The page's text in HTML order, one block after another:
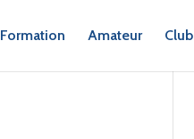
Formation Amateur Club